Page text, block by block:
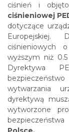
ciśnień i
ciśnieniowej
dotyczące
Europejskiej.
ciśnieniowych
wyższym niż
Dyrektywa
wytwarzania
dyrektywą
wytworzone